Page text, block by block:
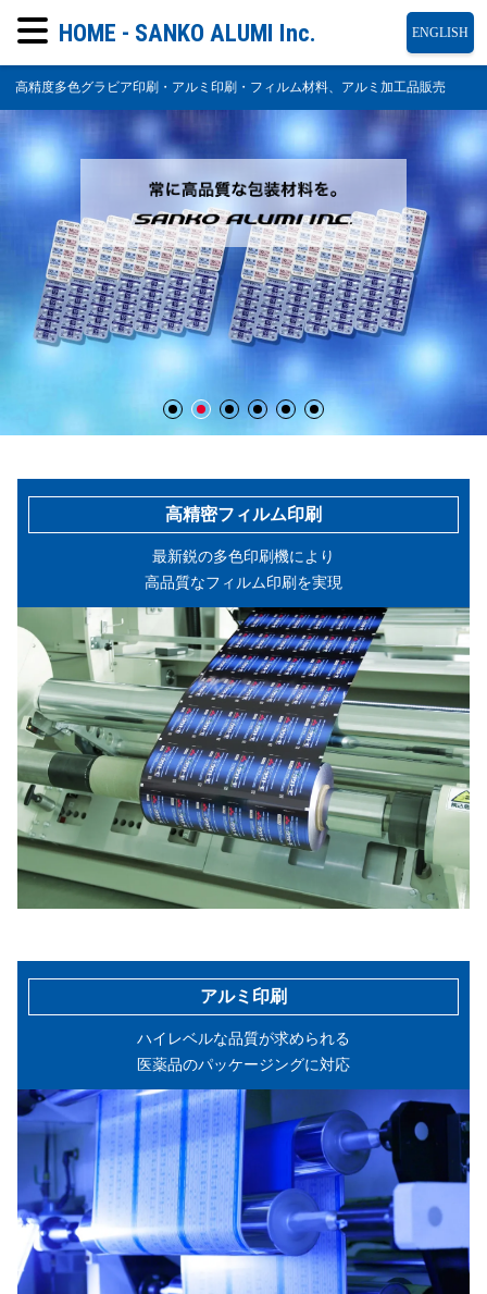
HOME - SANKO ALUMI Inc. ENGLISH
高精度多色グラビア印刷・アルミ印刷・フィルム材料、アルミ加工品販売
高精密フィルム印刷
最新鋭の多色印刷機により
高品質なフィルム印刷を実現
アルミ印刷
ハイレベルな品質が求められる
医薬品のパッケージングに対応